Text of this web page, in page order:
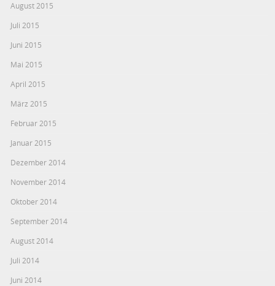
August 2015
Juli 2015
Juni 2015
Mai 2015
April 2015
März 2015
Februar 2015
Januar 2015
Dezember 2014
November 2014
Oktober 2014
September 2014
August 2014
Juli 2014
Juni 2014